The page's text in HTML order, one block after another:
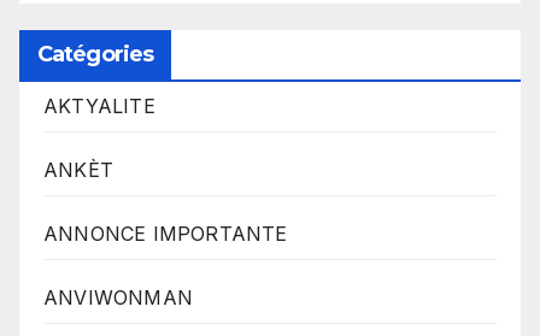
Catégories
AKTYALITE
ANKÈT
ANNONCE IMPORTANTE
ANVIWONMAN